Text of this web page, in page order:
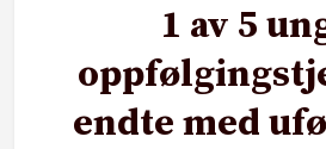
1 av 5
endte med